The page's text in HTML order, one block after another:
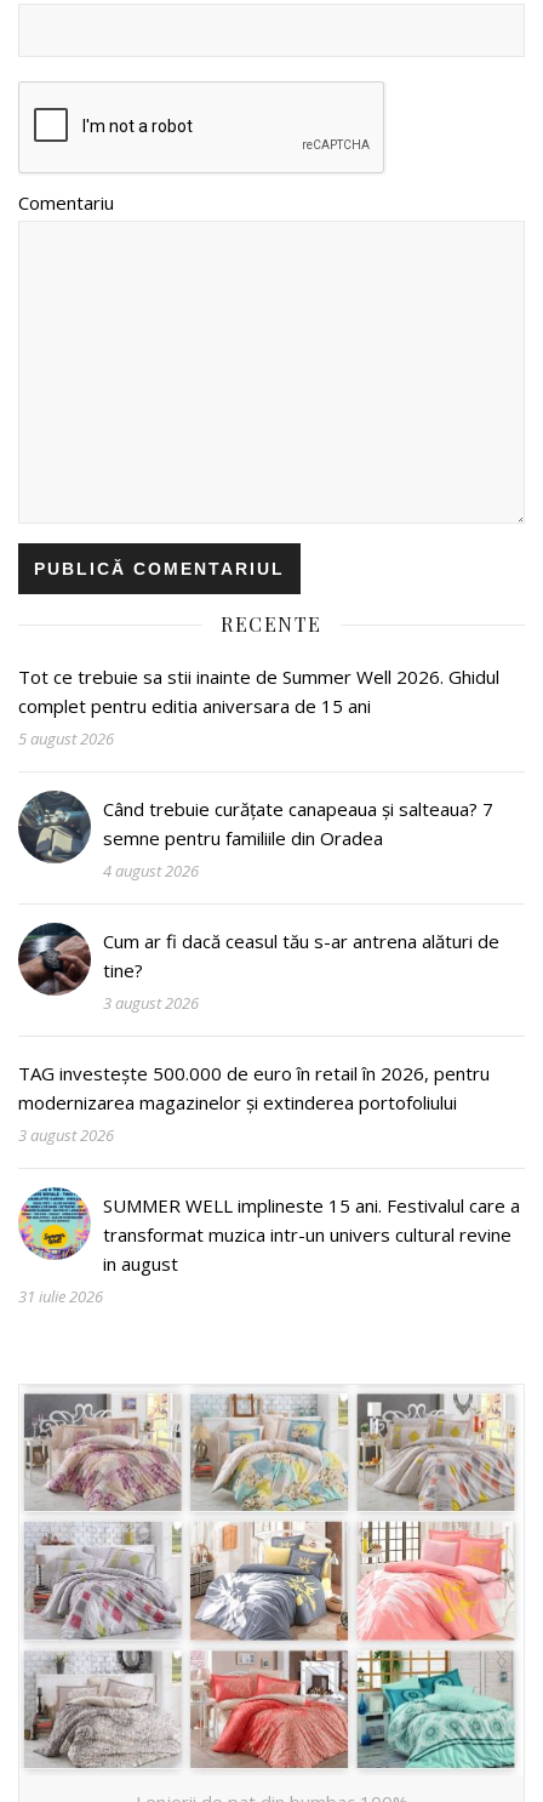
Comentariu
RECENTE
Tot ce trebuie sa stii inainte de Summer Well 2026. Ghidul
complet pentru editia aniversara de 15 ani
5 august 2026
Când trebuie curățate canapeaua și salteaua? 7
semne pentru familiile din Oradea
4 august 2026
Cum ar fi dacă ceasul tău s-ar antrena alături de
tine?
3 august 2026
TAG investește 500.000 de euro în retail în 2026, pentru
modernizarea magazinelor și extinderea portofoliului
3 august 2026
SUMMER WELL implineste 15 ani. Festivalul care a
transformat muzica intr-un univers cultural revine
in august
31 iulie 2026